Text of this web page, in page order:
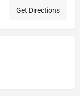
Get Directions